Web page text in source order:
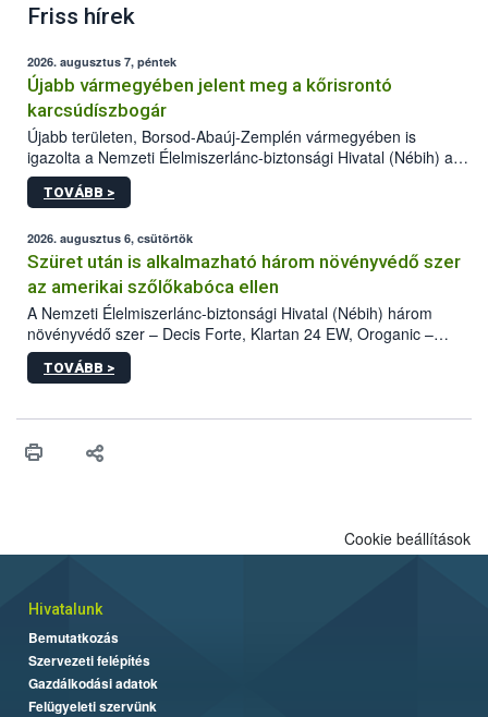
Friss hírek
2026. augusztus 7, péntek
Újabb vármegyében jelent meg a kőrisrontó
karcsúdíszbogár
Újabb területen, Borsod-Abaúj-Zemplén vármegyében is
igazolta a Nemzeti Élelmiszerlánc-biztonsági Hivatal (Nébih) a
kőrisrontó karcsúdíszbogár (Agrilus planipennis) jelenlétét. A
kártevőt nem csak színcsapdában találták meg, de már fertőzött
az intenzív felderítést, emellett az intézkedéseket a szlovák
hatósággal is összehangolják a terjedés megállítása érdekében.
TOVÁBB >
2026. augusztus 6, csütörtök
Szüret után is alkalmazható három növényvédő szer
az amerikai szőlőkabóca ellen
A Nemzeti Élelmiszerlánc-biztonsági Hivatal (Nébih) három
növényvédő szer – Decis Forte, Klartan 24 EW, Oroganic –
engedélyokiratát módosította, így azok a szüretet követően,
egészen a vesszőérettség (BBCH 91) stádiumáig
érésű szőlőkben is legyen lehetőség a károsító elleni további
felhasználók számára is elérhető és ökológiai termesztésben is
TOVÁBB >
Cookie beállítások
Hivatalunk
Bemutatkozás
Szervezeti felépítés
Gazdálkodási adatok
Felügyeleti szervünk